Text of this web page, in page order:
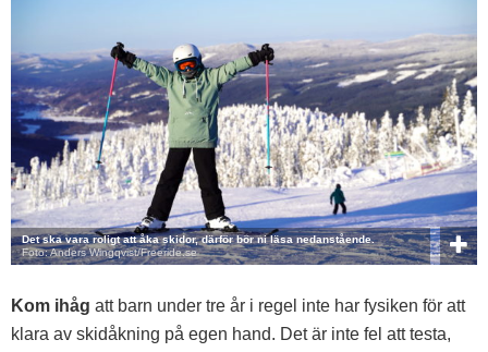
Det ska vara roligt att åka skidor, därför bör ni läsa nedanstående.
Foto: Anders Wingqvist/Freeride.se
Kom ihåg att barn under tre år i regel inte har fysiken för att
klara av skidåkning på egen hand. Det är inte fel att testa,